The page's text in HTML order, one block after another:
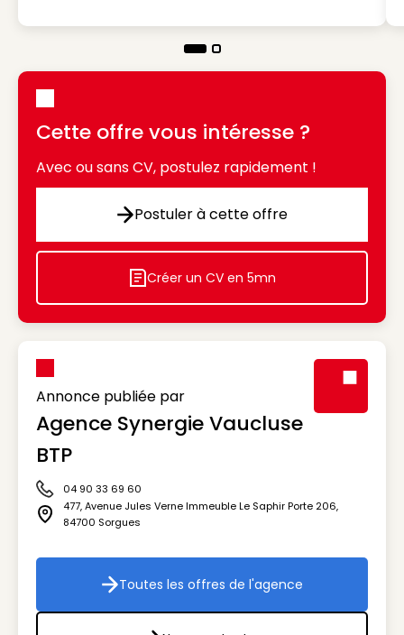
Cette offre vous intéresse ?
Avec ou sans CV, postulez rapidement !
Postuler à cette offre
Postuler à cette offre
Icon decorative
Créer un CV en 5mn
Annonce publiée par
Agence Synergie Vaucluse
BTP
Icône téléphone
04 90 33 69 60
Icône adresse
477, Avenue Jules Verne Immeuble Le Saphir Porte 206,
84700 Sorgues
Toutes les offres de l'agence
Toutes les offres de l'agence